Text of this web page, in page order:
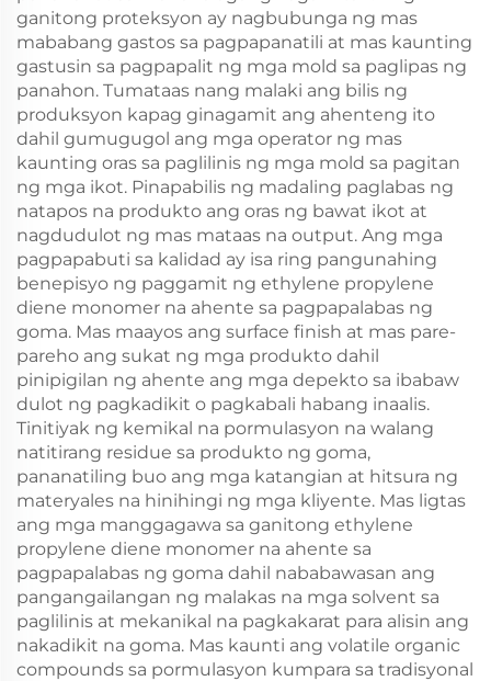
ganitong proteksyon ay nagbubunga ng mas
mababang gastos sa pagpapanatili at mas kaunting
gastusin sa pagpapalit ng mga mold sa paglipas ng
panahon. Tumataas nang malaki ang bilis ng
produksyon kapag ginagamit ang ahenteng ito
dahil gumugugol ang mga operator ng mas
kaunting oras sa paglilinis ng mga mold sa pagitan
ng mga ikot. Pinapabilis ng madaling paglabas ng
natapos na produkto ang oras ng bawat ikot at
nagdudulot ng mas mataas na output. Ang mga
pagpapabuti sa kalidad ay isa ring pangunahing
benepisyo ng paggamit ng ethylene propylene
diene monomer na ahente sa pagpapalabas ng
goma. Mas maayos ang surface finish at mas pare-
pareho ang sukat ng mga produkto dahil
pinipigilan ng ahente ang mga depekto sa ibabaw
dulot ng pagkadikit o pagkabali habang inaalis.
Tinitiyak ng kemikal na pormulasyon na walang
natitirang residue sa produkto ng goma,
pananatiling buo ang mga katangian at hitsura ng
materyales na hinihingi ng mga kliyente. Mas ligtas
ang mga manggagawa sa ganitong ethylene
propylene diene monomer na ahente sa
pagpapalabas ng goma dahil nababawasan ang
pangangailangan ng malakas na mga solvent sa
paglilinis at mekanikal na pagkakarat para alisin ang
nakadikit na goma. Mas kaunti ang volatile organic
compounds sa pormulasyon kumpara sa tradisyonal